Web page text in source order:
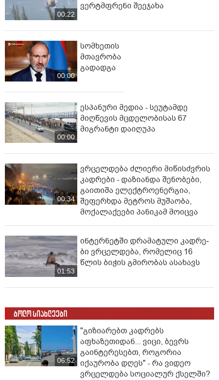
00:22
ვერტმფრენი შეეჯახა
00:00
სომხეთის
მთავრობა
გადადგა
00:00
ესპანური მედია - სეუტამდე
მიღწევის მცდელობისას 67
მიგრანტი დაიღუპა
00:34
ვრცელდება ძლიერი მიწისძვრის
კადრები - დაზიანდა შენობები,
გაითიშა ელექტროენერგია,
შეფერხდა მეტროს მუშაობა,
მოქალაქეები პანიკამ მოიცვა
01:53
ინ­ტერ­ნეტ­ში დრა­მა­ტუ­ლი კად­რე­
ბი ვრცელდება, რომელიც 16
წლის ბიჭის გმირობას ასახავს
ბოლო სიახლეები
06:52
"გიზიარებთ კადრებს
აფხაზეთიდან... ვიცი, ბევრს
გაინტერესებთ, როგორია
იქაურობა დღეს" - რა ვიდეო
ვრცელდება სოციალურ ქსელში?